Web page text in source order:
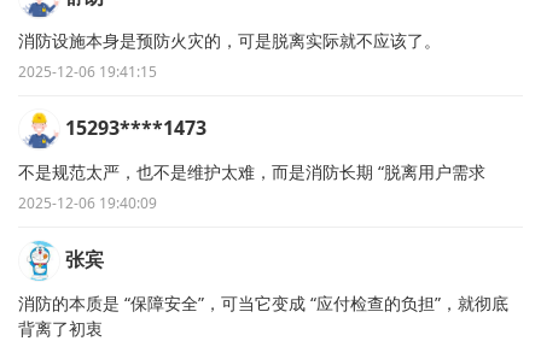
消防设施本身是预防火灾的，可是脱离实际就不应该了。
2025-12-06 19:41:15
15293****1473
不是规范太严，也不是维护太难，而是消防长期 “脱离用户需求
2025-12-06 19:40:09
张宾
消防的本质是 “保障安全”，可当它变成 “应付检查的负担”，就彻底
背离了初衷